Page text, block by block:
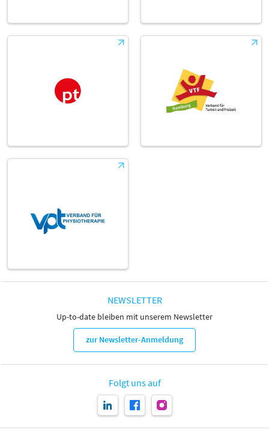
NEWSLETTER
Up-to-date bleiben mit unserem Newsletter
zur Newsletter-Anmeldung
Folgt uns auf